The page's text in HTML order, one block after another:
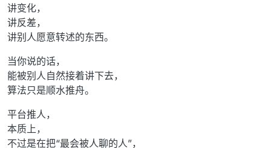
讲变化，
讲反差，
讲别人愿意转述的东西。
当你说的话，
能被别人自然接着讲下去，
算法只是顺水推舟。
平台推人，
本质上，
不过是在把“最会被人聊的人”，